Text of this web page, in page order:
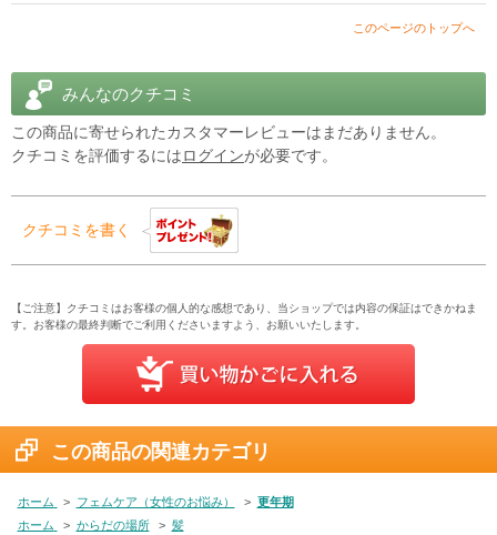
今までは男性のハーブとしてのイメージがあったノコギリヤシ。
ています。
イソフラボンを豊富に含む レッドクローバー と、それをサポートす
るはたらきが期待されている ノコギリヤシの組み合わせが
アメリカの大きいカプセルやタブレットが飲みづらい方にもうれし
い比較的
小さめなタイプ。（約8mm×13mm）
このページのトップへ
みんなのクチコミ
この商品に寄せられたカスタマーレビューはまだありません。
クチコミを評価するにはログインが必要です。
クチコミを書く
【ご注意】クチコミはお客様の個人的な感想であり、当ショップでは内容の保証はできかねま
す。お客様の最終判断でご利用くださいますよう、お願いいたします。
この商品の関連カテゴリ
ホーム > フェムケア（女性のお悩み） > 更年期
ホーム
> からだの場所 > 髪